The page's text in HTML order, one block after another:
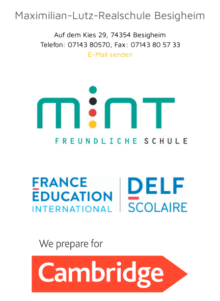
Maximilian-Lutz-Realschule Besigheim
Auf dem Kies 29, 74354 Besigheim
Telefon: 07143 80570, Fax: 07143 80 57 33
E-Mail senden